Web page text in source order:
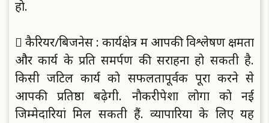
हाे.
 कैरियर/बिजनेस : कार्यक्षेत्र में आपकी विश्लेषण क्षमता
और कार्य के प्रति समर्पण की सराहना हाे सकती है.
किसी जटिल कार्य काे सफलतापूर्वक पूरा करने से
आपकी प्रतिष्ठा बढ़ेगी. नाैकरीपेशा लाेगाें काे नई
जिम्मेदारियां मिल सकती हैं. व्यापारियाें के लिए यह